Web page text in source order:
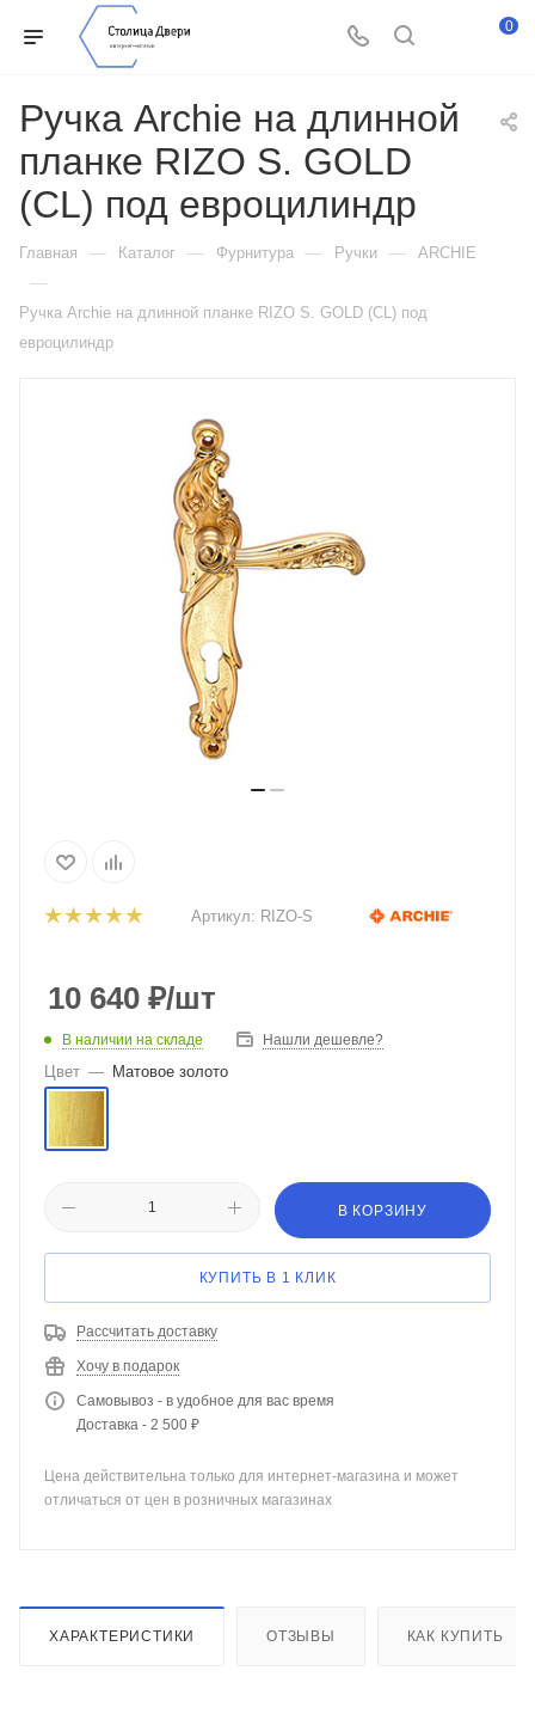
0
Ручка Archie на длинной
планке RIZO S. GOLD
(CL) под евроцилиндр
Главная — Каталог — Фурнитура — Ручки — ARCHIE
—
Ручка Archie на длинной планке RIZO S. GOLD (CL) под
евроцилиндр
Артикул: RIZO-S
10 640 ₽/шт
В наличии на складе Нашли дешевле?
Цвет — Матовое золото
В КОРЗИНУ
КУПИТЬ В 1 КЛИК
Рассчитать доставку
Хочу в подарок
Самовывоз - в удобное для вас время
Доставка - 2 500 ₽
Цена действительна только для интернет-магазина и может
отличаться от цен в розничных магазинах
ХАРАКТЕРИСТИКИ ОТЗЫВЫ КАК КУПИТЬ